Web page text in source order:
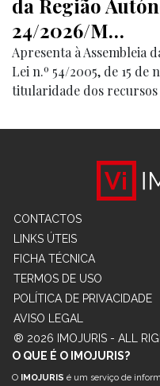
da Região
24/2026/M…
Apresenta à Assembleia
Lei n.º 54/2005, de 15 de
titularidade dos
CONTACTOS
LINKS ÚTEIS
FICHA TÉCNICA
TERMOS DE USO
POLÍTICA DE PRIVACIDADE
AVISO LEGAL
® 2026 IMOJURIS - ALL
O QUE É O IMOJURIS?
O IMOJURIS é um serviço de